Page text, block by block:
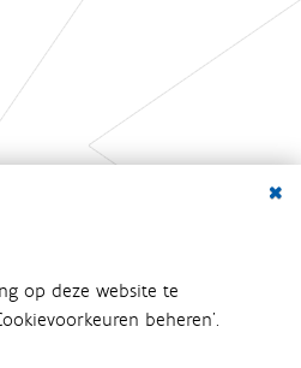
op deze website te
beheren’.